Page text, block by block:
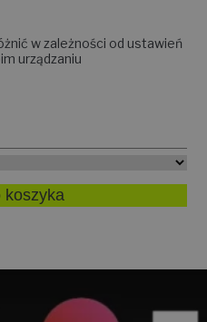
w zależności od ustawień
urządzaniu
koszyka